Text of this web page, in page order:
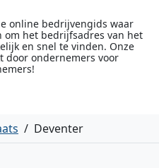
online bedrijvengids waar
het bedrijfsadres van het
en snel te vinden. Onze
door ondernemers voor
/ Deventer